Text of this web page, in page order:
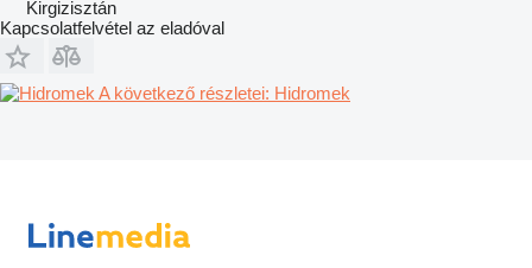
Kirgizisztán
Kapcsolatfelvétel az eladóval
A következő részletei: Hidromek